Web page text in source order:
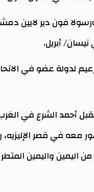
أبريل.
لدولة عضو في
معه في قصر
اليمين واليمين